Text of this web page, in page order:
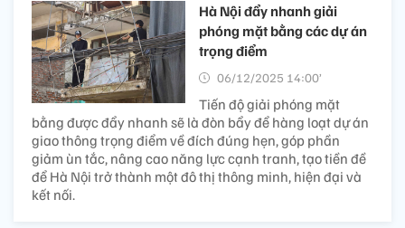
Hà Nội đẩy nhanh giải
phóng mặt bằng các dự án
trọng điểm
06/12/2025 14:00’
Tiến độ giải phóng mặt
bằng được đẩy nhanh sẽ là đòn bẩy để hàng loạt dự án
giao thông trọng điểm về đích đúng hẹn, góp phần
giảm ùn tắc, nâng cao năng lực cạnh tranh, tạo tiền đề
để Hà Nội trở thành một đô thị thông minh, hiện đại và
kết nối.